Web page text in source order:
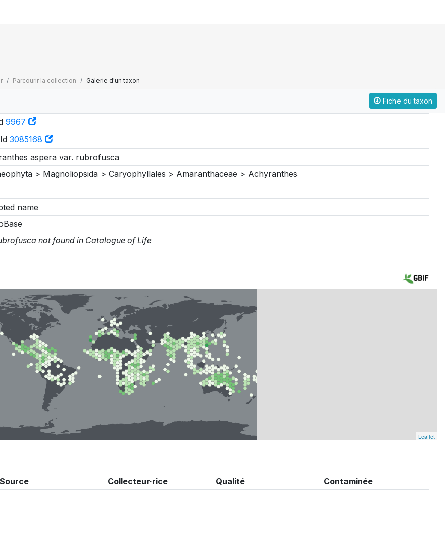
Parcourir la collection Galerie d'un taxon
Fiche du taxon
9967
3085168
aspera var. rubrofusca
> Magnoliopsida > Caryophyllales > Amaranthaceae > Achyranthes
name
not found in Catalogue of Life
Leaflet
Source Collecteur·rice Qualité Contaminée